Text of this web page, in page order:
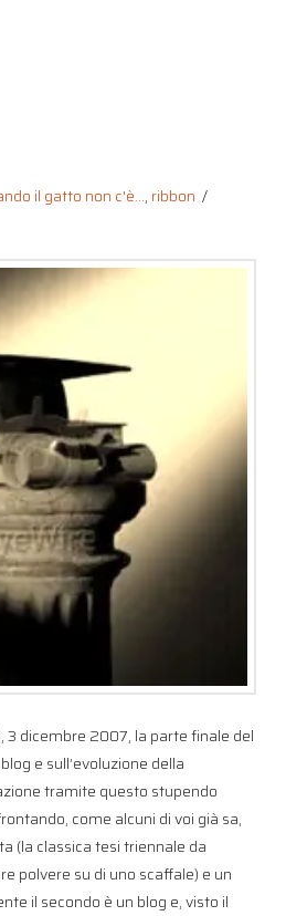
il gatto non c'è..., ribbon
3 dicembre 2007, la parte finale del
e sull’evoluzione della
tramite questo stupendo
come alcuni di voi già sa,
(la classica tesi triennale da
polvere su di uno scaffale) e un
il secondo è un blog e, visto il